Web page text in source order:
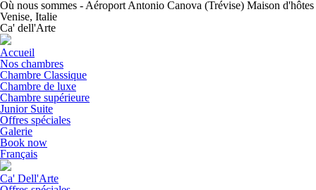
Où nous sommes - Aéroport Antonio Canova (Trévise) Maison d'hôtes
Venise, Italie
Ca' dell'Arte
Accueil
Nos chambres
Chambre Classique
Chambre de luxe
Chambre supérieure
Junior Suite
Offres spéciales
Galerie
Book now
Français
Ca' Dell'Arte